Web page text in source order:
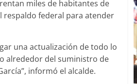
miles de habitantes de
respaldo federal para atender
una actualización de todo lo
alrededor del suministro de
informó el alcalde.